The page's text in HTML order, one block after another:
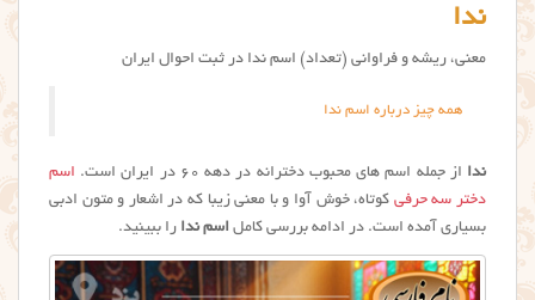
ندا
معنی، ریشه و فراوانی (تعداد) اسم ندا در ثبت احوال ایران
همه چیز درباره اسم ندا
ندا از جمله اسم های محبوب دخترانه در دهه ۶۰ در ایران است.
اسم
دختر سه حرفی کوتاه، خوش آوا و با معنی زیبا که در اشعار و متون ادبی
بسیاری آمده است. در ادامه بررسی کامل اسم ندا را ببینید.